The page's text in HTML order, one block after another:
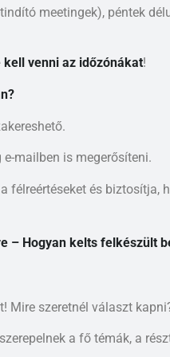
meetingek), péntek
venni az időzónákat!
e-mailben is megerősíteni.
félreértéseket és biztosítja,
– Hogyan kelts felkészült
Mire szeretnél választ
a fő témák, a